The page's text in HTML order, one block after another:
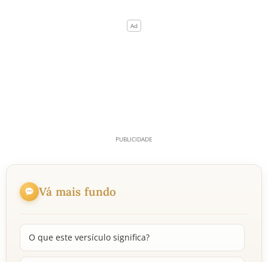
Vá mais fundo
O que este versículo significa?